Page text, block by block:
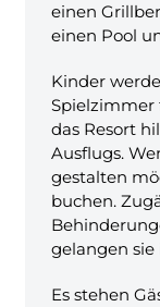
einen
einen Pool
Kinder
Spielzimmer
das Resort
Ausflugs.
gestalten
buchen.
gelangen sie
Es stehen